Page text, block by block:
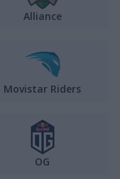
Alliance
Movistar Riders
OG